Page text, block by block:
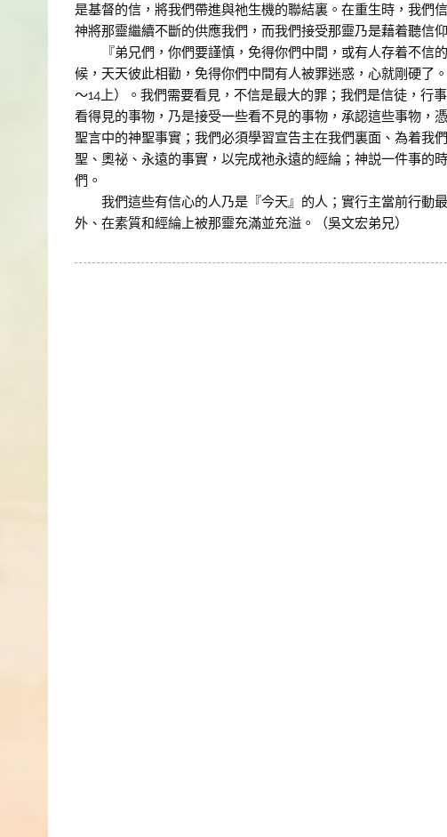
是基督的信，將我們帶進與祂生機的聯結裏。在重生時，我們
神將那靈繼續不斷的供應我們，而我們接受那靈乃是藉着聽信
『弟兄們，你們要謹慎，免得你們中間，或有人存着不信
候，天天彼此相勸，免得你們中間有人被罪迷惑，心就剛硬了
～14上）。我們需要看見，不信是最大的罪；我們是信徒，行
看得見的事物，乃是接受一些看不見的事物，承認這些事物，
聖言中的神聖事實；我們必須學習宣告主在我們裏面、為着我
聖、奧祕、永遠的事實，以完成祂永遠的經綸；神説一件事的
們。
我們這些有信心的人乃是『今天』的人；實行主當前行動
外、在素質和經綸上被那靈充滿並充溢。（吳文宏弟兄）